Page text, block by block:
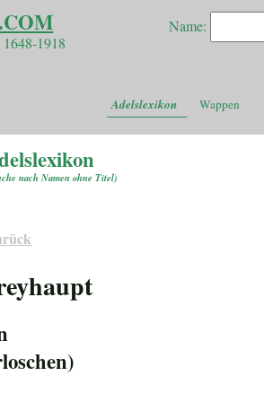
1918
Name:
Adelslexikon Wappen
nach Namen ohne Titel)